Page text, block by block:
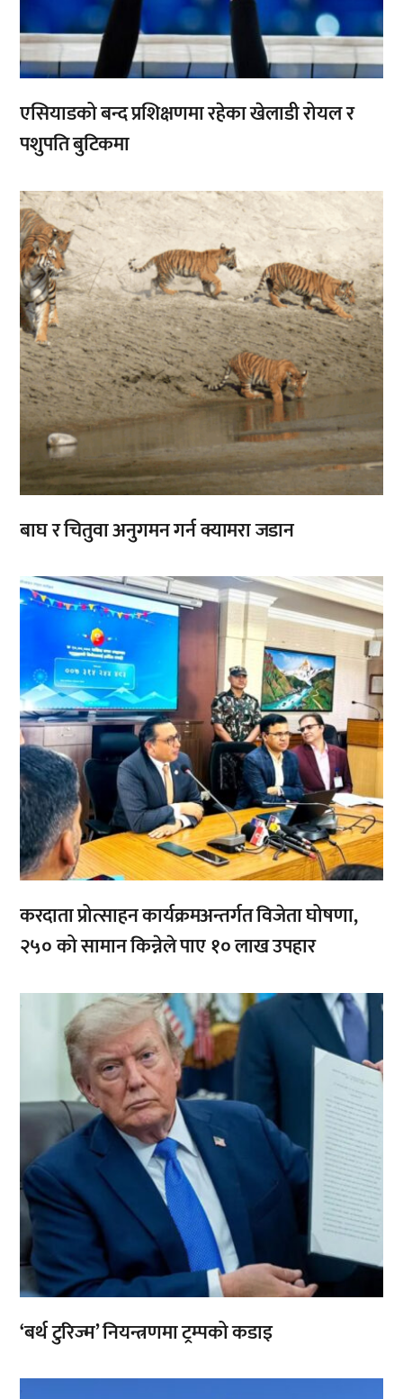
एसियाडको बन्द प्रशिक्षणमा रहेका खेलाडी रोयल र
पशुपति बुटिकमा
बाघ र चितुवा अनुगमन गर्न क्यामरा जडान
,
करदाता प्रोत्साहन कार्यक्रमअन्तर्गत विजेता घोषणा,
२५० को सामान किन्नेले पाए १० लाख उपहार
‘बर्थ टुरिज्म’ नियन्त्रणमा ट्रम्पको कडाइ